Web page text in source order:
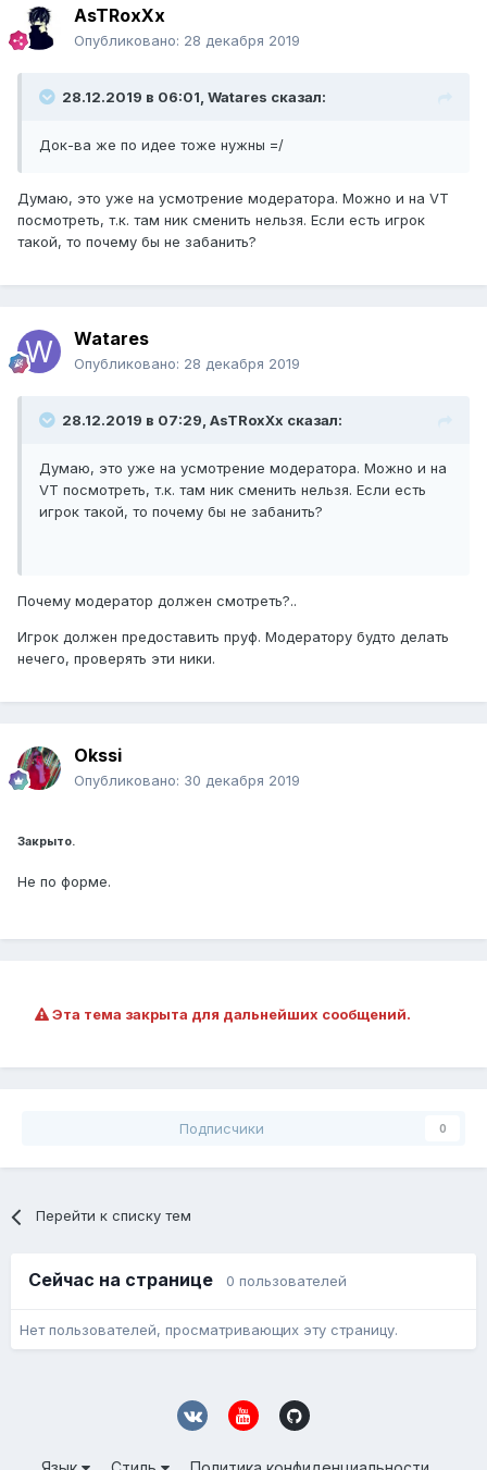
AsTRoxXx
Опубликовано: 28 декабря 2019
28.12.2019 в 06:01, Watares сказал:
Док-ва же по идее тоже нужны =/
Думаю, это уже на усмотрение модератора. Можно и на VT
посмотреть, т.к. там ник сменить нельзя. Если есть игрок
такой, то почему бы не забанить?
Watares
Опубликовано: 28 декабря 2019
28.12.2019 в 07:29, AsTRoxXx сказал:
Думаю, это уже на усмотрение модератора. Можно и на
VT посмотреть, т.к. там ник сменить нельзя. Если есть
игрок такой, то почему бы не забанить?
Почему модератор должен смотреть?..
Игрок должен предоставить пруф. Модератору будто делать
нечего, проверять эти ники.
Okssi
Опубликовано: 30 декабря 2019
Закрыто.
Не по форме.
Эта тема закрыта для дальнейших сообщений.
Подписчики 0
Перейти к списку тем
Сейчас на странице 0 пользователей
Нет пользователей, просматривающих эту страницу.